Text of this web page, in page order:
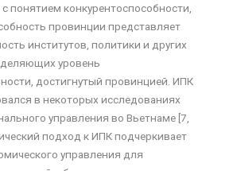
понятием конкурентоспособности,
провинции представляет
институтов, политики и других
уровень
достигнутый провинцией. ИПК
в некоторых исследованиях
управления во Вьетнаме [7,
подход к ИПК подчеркивает
управления для